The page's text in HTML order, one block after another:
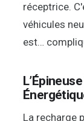
réceptrice.
véhicules
est…
La recharge